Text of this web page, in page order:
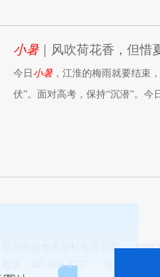
小暑｜风吹荷花香，但惜
今日 小暑，江淮的梅雨就要结束
伏”。面对高考，保持“沉潜”。今
青岛中新华美塑料有限公司
k8凯
电话：400-606-8757